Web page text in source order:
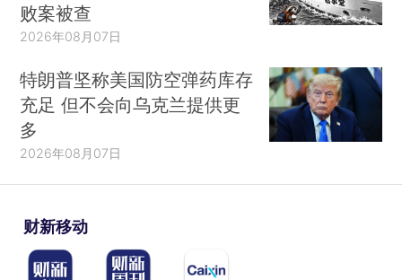
败案被查
2026年08月07日
特朗普坚称美国防空弹药库存
充足 但不会向乌克兰提供更
多
2026年08月07日
财新移动